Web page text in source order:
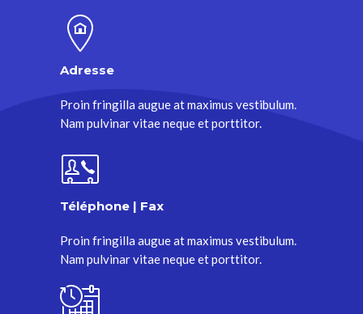
Adresse
Proin fringilla augue at maximus vestibulum.
Nam pulvinar vitae neque et porttitor.
Téléphone | Fax
Proin fringilla augue at maximus vestibulum.
Nam pulvinar vitae neque et porttitor.